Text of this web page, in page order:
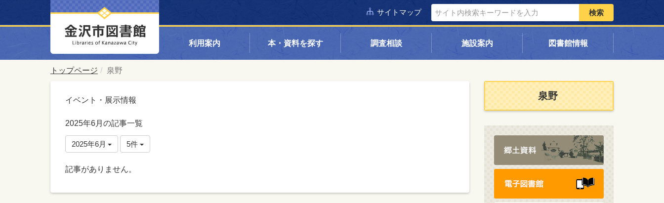
サイトマップ 検索
利用案内 本・資料を探す 調査相談 施設案内 図書館情報
トップページ 泉野
イベント・展示情報
2025年6月の記事一覧
2025年6月 5件
記事がありません。
泉野